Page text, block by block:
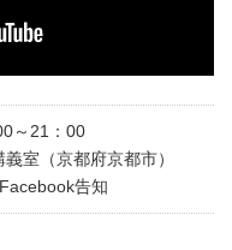
～21：00
室（京都府京都市）
Facebook告知